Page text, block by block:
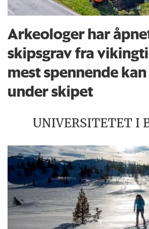
Arkeologer har
skipsgrav fra
mest spennende
under skipet
UNIVERSITETET I